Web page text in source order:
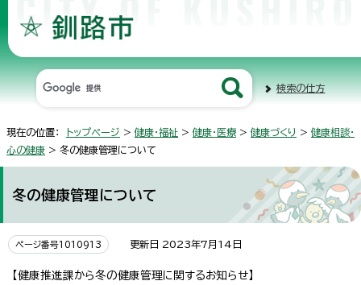
検索の仕方
現在の位置： トップページ > 健康・福祉 > 健康・医療 > 健康づくり > 健康相談・
心の健康 > 冬の健康管理について
冬の健康管理について
ページ番号1010913 更新日 2023年7月14日
【健康推進課から冬の健康管理に関するお知らせ】